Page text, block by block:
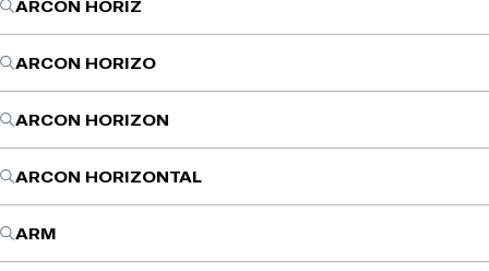
ARCON HORIZ
ARCON HORIZO
ARCON HORIZON
ARCON HORIZONTAL
ARM